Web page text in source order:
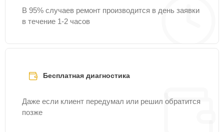
В 95% случаев ремонт производится в день заявки
в течение 1-2 часов
Бесплатная диагностика
Даже если клиент передумал или решил обратится
позже